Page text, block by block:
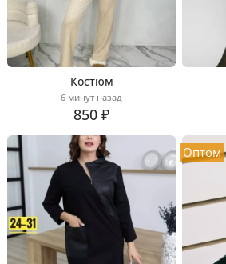
Костюм
6 минут назад
850 ₽
Оптом